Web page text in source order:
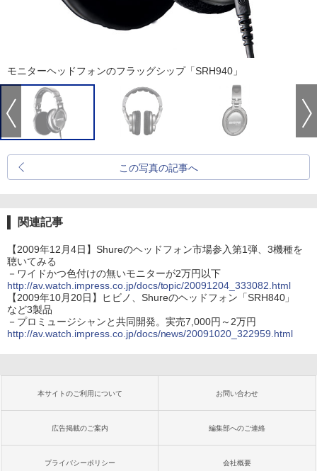
モニターヘッドフォンのフラッグシップ「SRH940」
この写真の記事へ
関連記事
【2009年12月4日】Shureのヘッドフォン市場参入第1弾、3機種を
聴いてみる
－ワイドかつ色付けの無いモニターが2万円以下
http://av.watch.impress.co.jp/docs/topic/20091204_333082.html
【2009年10月20日】ヒビノ、Shureのヘッドフォン「SRH840」
など3製品
－プロミュージシャンと共同開発。実売7,000円～2万円
http://av.watch.impress.co.jp/docs/news/20091020_322959.html
本サイトのご利用について お問い合わせ
広告掲載のご案内 編集部へのご連絡
プライバシーポリシー 会社概要